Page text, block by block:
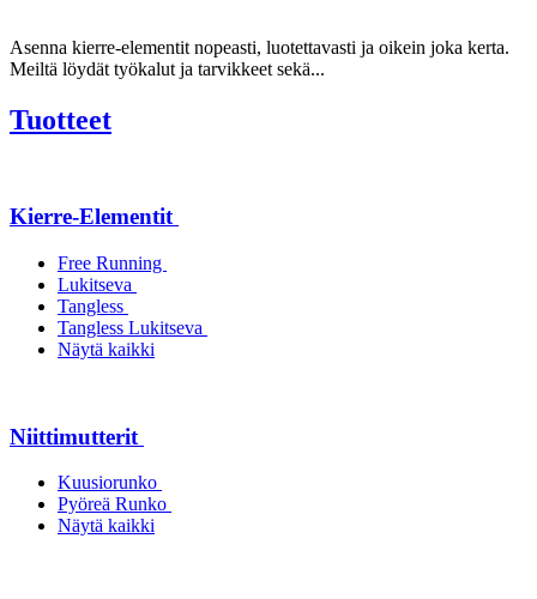
Asenna kierre-elementit nopeasti, luotettavasti ja oikein joka kerta.
Meiltä löydät työkalut ja tarvikkeet sekä...
Tuotteet
Kierre-Elementit
Free Running
Lukitseva
Tangless
Tangless Lukitseva
Näytä kaikki
Niittimutterit
Kuusiorunko
Pyöreä Runko
Näytä kaikki